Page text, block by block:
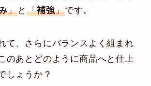
」 と「補強」です。
て、さらにバランスよく組まれ
のあとどのように商品へと仕上
しょうか？